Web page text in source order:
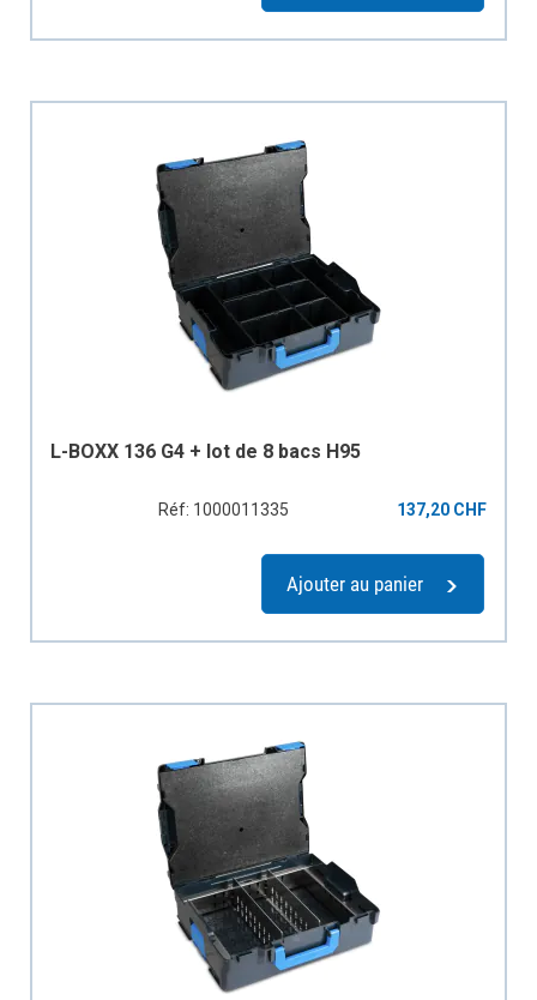
L-BOXX 136 G4 + lot de 8 bacs H95
Réf: 1000011335 137,20 CHF
Ajouter au panier